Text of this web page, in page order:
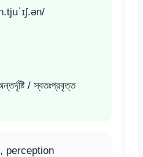
/ স্বতঃপ্রবৃত্ত
perception